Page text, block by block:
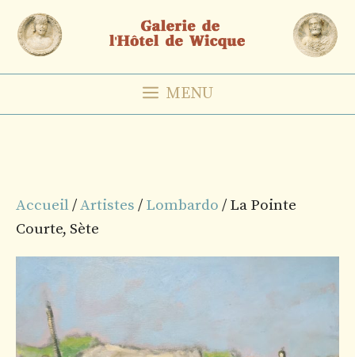
Aller
contenu
MENU
Accueil/Artistes / Lombardo / La Pointe
Courte, Sète